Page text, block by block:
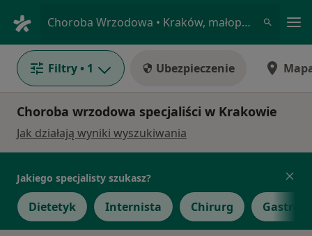
Choroba Wrzodowa • Kraków, małopolskie
Filtry • 1 Ubezpieczenie
Choroba wrzodowa specjaliści w Krakowie
Jak działają wyniki wyszukiwania
Jakiego specjalisty szukasz?
Dietetyk Internista Chirurg